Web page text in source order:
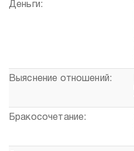
Деньги:
Выяснение отношений:
Бракосочетание: